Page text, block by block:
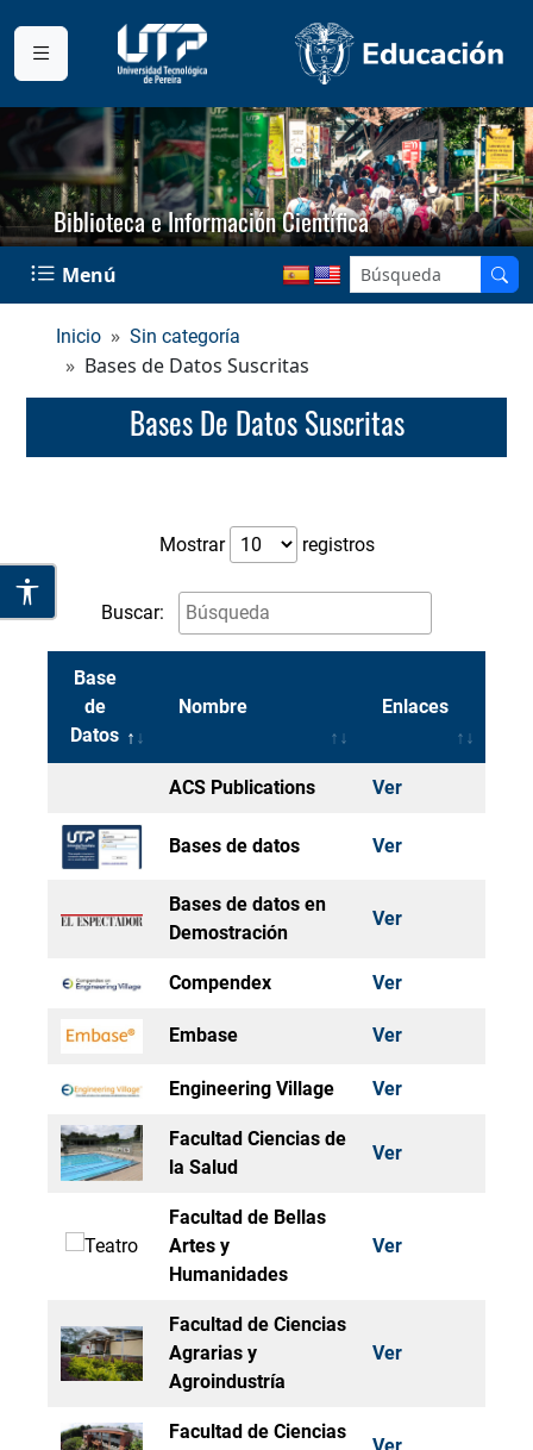
Biblioteca e Información Científica
Menú
Inicio Sin categoría
Bases de Datos Suscritas
Bases De Datos Suscritas
Mostrar registros
Buscar:
Base
de
Datos
Nombre Enlaces
ACS Publications Ver
Bases de datos Ver
Bases de datos en
Demostración
Ver
Compendex Ver
Embase Ver
Engineering Village Ver
Facultad Ciencias de
la Salud
Ver
Facultad de Bellas
Artes y
Humanidades
Ver
Facultad de Ciencias
Agrarias y
Agroindustría
Ver
Facultad de Ciencias